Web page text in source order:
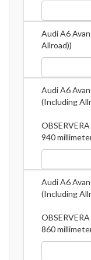
Audi A6
Allroad))
Audi A6
(Including
940
Audi A6
(Including
860